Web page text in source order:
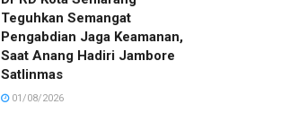
Teguhkan Semangat
Pengabdian Jaga Keamanan,
Saat Anang Hadiri Jambore
Satlinmas
01/08/2026